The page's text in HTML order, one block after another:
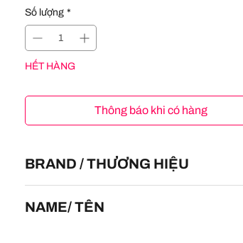
Số lượng *
HẾT HÀNG
Thông báo khi có hàng
BRAND / THƯƠNG HIỆU
NAME/ TÊN